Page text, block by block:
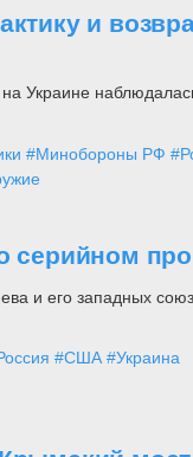
и
Украине
#Минобороны РФ
серийном
и его западных
#США #Украина